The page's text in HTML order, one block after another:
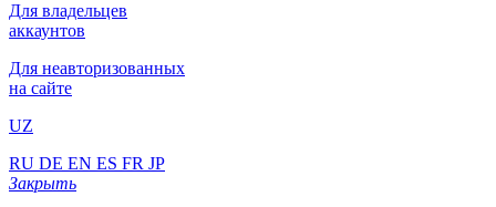
Для владельцев
аккаунтов
Для неавторизованных
на сайте
UZ
RU DE EN ES FR JP
Закрыть